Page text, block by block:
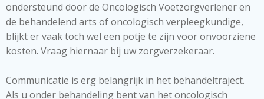
ondersteund door de Oncologisch Voetzorgverlener en
de behandelend arts of oncologisch verpleegkundige,
blijkt er vaak toch wel een potje te zijn voor onvoorziene
kosten. Vraag hiernaar bij uw zorgverzekeraar.
Communicatie is erg belangrijk in het behandeltraject.
Als u onder behandeling bent van het oncologisch